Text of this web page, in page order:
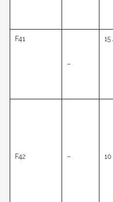
F41
–
15
F42 – 10